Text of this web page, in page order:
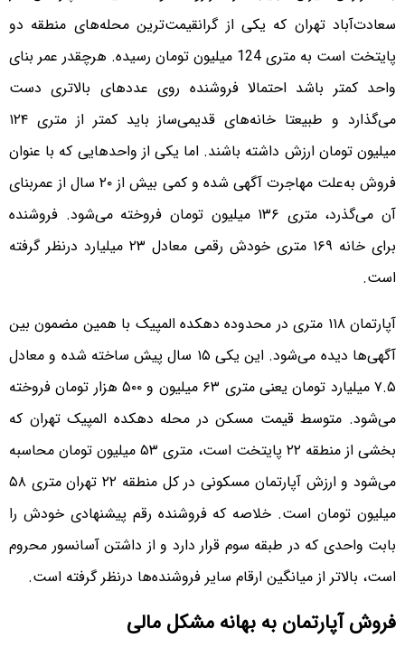
سعادت‌آباد تهران که یکی از گرانقیمت‌ترین محله‌های منطقه دو
پایتخت است به متری 124 میلیون تومان رسیده. هرچقدر عمر بنای
واحد کمتر باشد احتمالا فروشنده روی عدد‌های بالاتری دست
می‌گذارد و طبیعتا خانه‌های قدیمی‌ساز باید کمتر از متری ۱۲۴
میلیون تومان ارزش داشته باشند. اما یکی از واحد‌هایی که با عنوان
فروش به‌علت مهاجرت آگهی شده و کمی بیش از ۲۰ سال از عمربنای
آن می‌گذرد، متری ۱۳۶ میلیون تومان فروخته می‌شود. فروشنده
برای خانه ۱۶۹ متری خودش رقمی معادل ۲۳ میلیارد درنظر گرفته
است.
آپارتمان ۱۱۸ متری در محدوده دهکده المپیک با همین مضمون بین
آگهی‌ها دیده می‌شود. این یکی ۱۵ سال پیش ساخته شده و معادل
۷.۵ میلیارد تومان یعنی متری ۶۳ میلیون و ۵۰۰ هزار تومان فروخته
می‌شود. متوسط قیمت مسکن در محله دهکده المپیک تهران که
بخشی از منطقه ۲۲ پایتخت است، متری ۵۳ میلیون تومان محاسبه
می‌شود و ارزش آپارتمان مسکونی در کل منطقه ۲۲ تهران متری ۵۸
میلیون تومان است. خلاصه که فروشنده رقم پیشنهادی خودش را
بابت واحدی که در طبقه سوم قرار دارد و از داشتن آسانسور محروم
است، بالاتر از میانگین ارقام سایر فروشنده‌ها درنظر گرفته است.
فروش آپارتمان به بهانه مشکل مالی